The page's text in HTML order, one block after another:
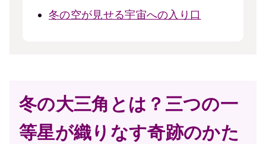
冬の空が見せる宇宙への入り口
冬の大三角とは？三つの一
等星が織りなす奇跡のかた